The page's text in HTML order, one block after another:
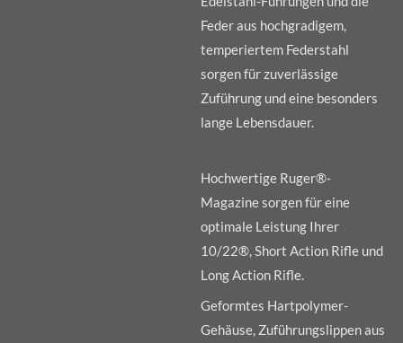
Feder aus hochgradigem,
temperiertem Federstahl
sorgen für zuverlässige
Zuführung und eine besonders
lange Lebensdauer.
Hochwertige Ruger®-
Magazine sorgen für eine
optimale Leistung Ihrer
10/22®, Short Action Rifle und
Long Action Rifle.
Geformtes Hartpolymer-
Gehäuse, Zuführungslippen aus